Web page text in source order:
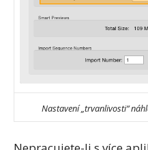
Nastavení „trvanlivosti“